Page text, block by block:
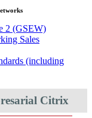
2 (GSEW)
Sales
(including
Citrix